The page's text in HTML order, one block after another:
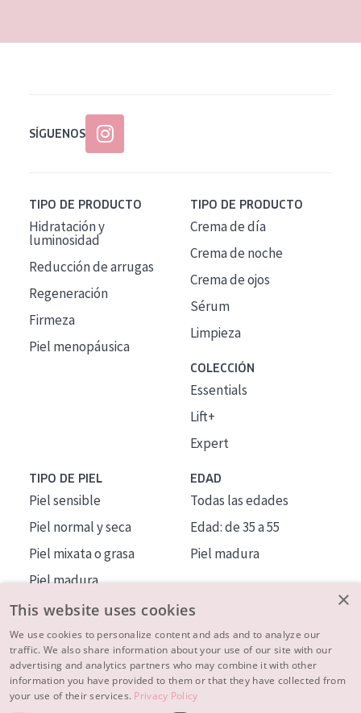
Todas las edades
SÍGUENOS
TIPO DE PRODUCTO
Hidratación y
luminosidad
Reducción de arrugas
Regeneración
Firmeza
Piel menopáusica
TIPO DE PRODUCTO
Crema de día
Crema de noche
Crema de ojos
Sérum
Limpieza
COLECCIÓN
Essentials
Lift+
Expert
TIPO DE PIEL
Piel sensible
Piel normal y seca
Piel mixata o grasa
Piel madura
Piel expuesta al sol
Piel menopáusica
EDAD
Todas las edades
Edad: de 35 a 55
Piel madura
MÁS SOBRE NOSOTROS
INSPIRACIÓN
×
This website uses cookies
We use cookies to personalize content and ads and to analyze our
traffic. We also share information about your use of our site with our
advertising and analytics partners who may combine it with other
information you have provided to them or that they have collected from
your use of their services. Privacy Policy